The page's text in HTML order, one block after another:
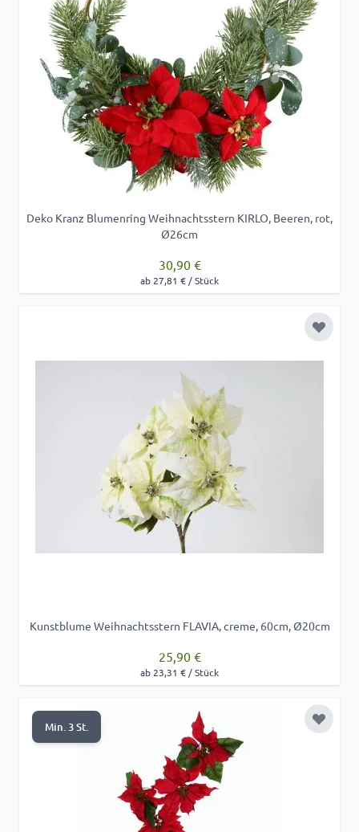
Deko Kranz Blumenring Weihnachtsstern KIRLO, Beeren, rot,
Ø26cm
30,90 €
ab 27,81 € / Stück
Zur
Kunstblume Weihnachtsstern FLAVIA, creme, 60cm, Ø20cm
25,90 €
ab 23,31 € / Stück
Min. 3 St. Zur